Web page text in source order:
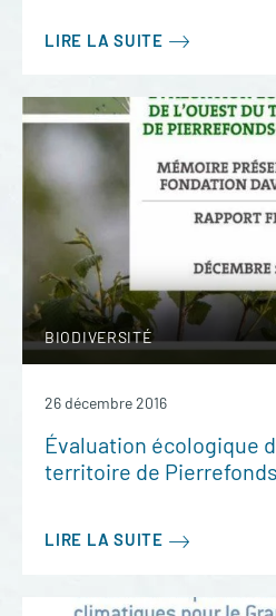
LIRE LA SUITE
BIODIVERSITÉ
26 décembre 2016
Évaluation écologique
territoire de
LIRE LA SUITE